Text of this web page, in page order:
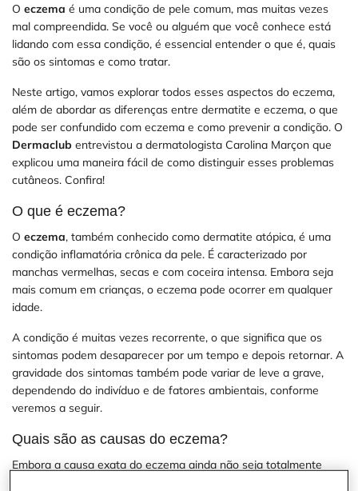
O eczema é uma condição de pele comum, mas muitas vezes
mal compreendida. Se você ou alguém que você conhece está
lidando com essa condição, é essencial entender o que é, quais
são os sintomas e como tratar.
Neste artigo, vamos explorar todos esses aspectos do eczema,
além de abordar as diferenças entre dermatite e eczema, o que
pode ser confundido com eczema e como prevenir a condição. O
Dermaclub entrevistou a dermatologista Carolina Marçon que
explicou uma maneira fácil de como distinguir esses problemas
cutâneos. Confira!
O que é eczema?
O eczema, também conhecido como dermatite atópica, é uma
condição inflamatória crônica da pele. É caracterizado por
manchas vermelhas, secas e com coceira intensa. Embora seja
mais comum em crianças, o eczema pode ocorrer em qualquer
idade.
A condição é muitas vezes recorrente, o que significa que os
sintomas podem desaparecer por um tempo e depois retornar. A
gravidade dos sintomas também pode variar de leve a grave,
dependendo do indivíduo e de fatores ambientais, conforme
veremos a seguir.
Quais são as causas do eczema?
Embora a causa exata do eczema ainda não seja totalmente